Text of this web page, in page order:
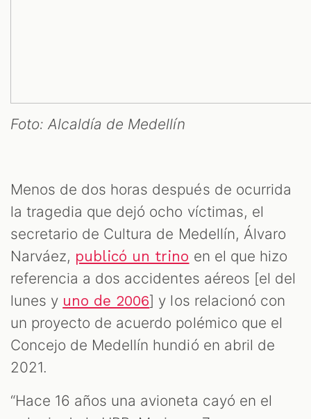
Foto: Alcaldía de Medellín
Menos de dos horas después de ocurrida
la tragedia que dejó ocho víctimas, el
secretario de Cultura de Medellín, Álvaro
Narváez, publicó un trino en el que hizo
referencia a dos accidentes aéreos [el del
lunes y uno de 2006] y los relacionó con
un proyecto de acuerdo polémico que el
Concejo de Medellín hundió en abril de
2021.
“Hace 16 años una avioneta cayó en el